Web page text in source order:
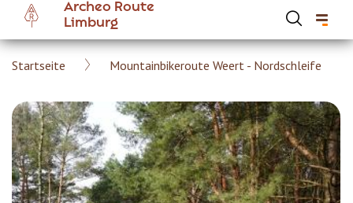
main
content
Archeo Route
Limburg
Breadcrumb
Startseite Mountainbikeroute Weert - Nordschleife